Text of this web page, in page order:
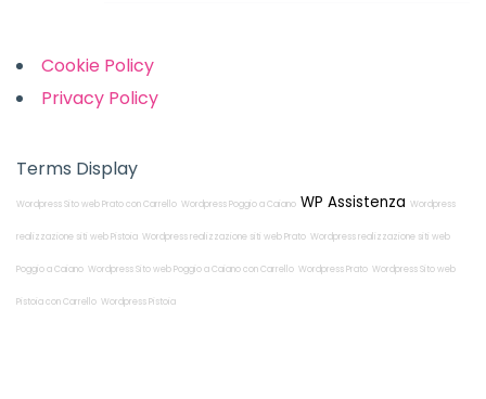
Cookie Policy
Privacy Policy
Terms Display
Wordpress Sito web Prato con Carrello Wordpress Poggio a Caiano WP Assistenza Wordpress
realizzazione siti web Pistoia Wordpress realizzazione siti web Prato Wordpress realizzazione siti web
Poggio a Caiano Wordpress Sito web Poggio a Caiano con Carrello Wordpress Prato Wordpress Sito web
Pistoia con Carrello Wordpress Pistoia